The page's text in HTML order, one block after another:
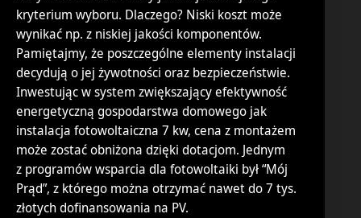
kryterium wyboru. Dlaczego? Niski koszt może
wynikać np. z niskiej jakości komponentów.
Pamiętajmy, że poszczególne elementy instalacji
decydują o jej żywotności oraz bezpieczeństwie.
Inwestując w system zwiększający efektywność
energetyczną gospodarstwa domowego jak
instalacja fotowoltaiczna 7 kw, cena z montażem
może zostać obniżona dzięki dotacjom. Jednym
z programów wsparcia dla fotowoltaiki był “Mój
Prąd”, z którego można otrzymać nawet do 7 tys.
złotych dofinansowania na PV.